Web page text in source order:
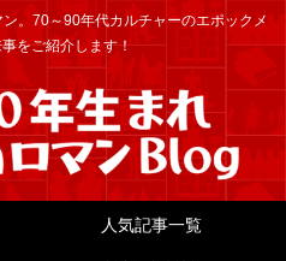
。70～90年代カルチャーのエポックメ
をご紹介します！
人気記事一覧